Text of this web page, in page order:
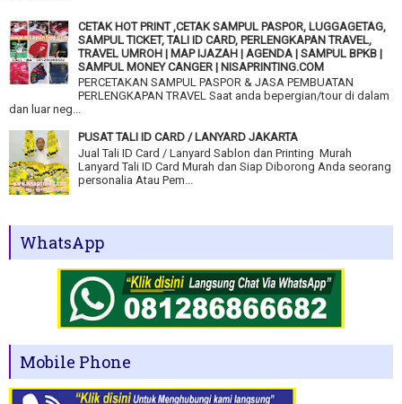
CETAK HOT PRINT ,CETAK SAMPUL PASPOR, LUGGAGETAG,
SAMPUL TICKET, TALI ID CARD, PERLENGKAPAN TRAVEL,
TRAVEL UMROH | MAP IJAZAH | AGENDA | SAMPUL BPKB |
SAMPUL MONEY CANGER | NISAPRINTING.COM
PERCETAKAN SAMPUL PASPOR & JASA PEMBUATAN
PERLENGKAPAN TRAVEL Saat anda bepergian/tour di dalam
dan luar neg...
PUSAT TALI ID CARD / LANYARD JAKARTA
Jual Tali ID Card / Lanyard Sablon dan Printing Murah
Lanyard Tali ID Card Murah dan Siap Diborong Anda seorang
personalia Atau Pem...
WhatsApp
Mobile Phone